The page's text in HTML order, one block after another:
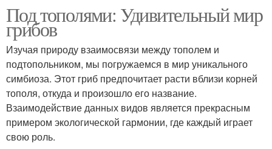
Под тополями: Удивительный мир
грибов
Изучая природу взаимосвязи между тополем и
подтопольником, мы погружаемся в мир уникального
симбиоза. Этот гриб предпочитает расти вблизи корней
тополя, откуда и произошло его название.
Взаимодействие данных видов является прекрасным
примером экологической гармонии, где каждый играет
свою роль.